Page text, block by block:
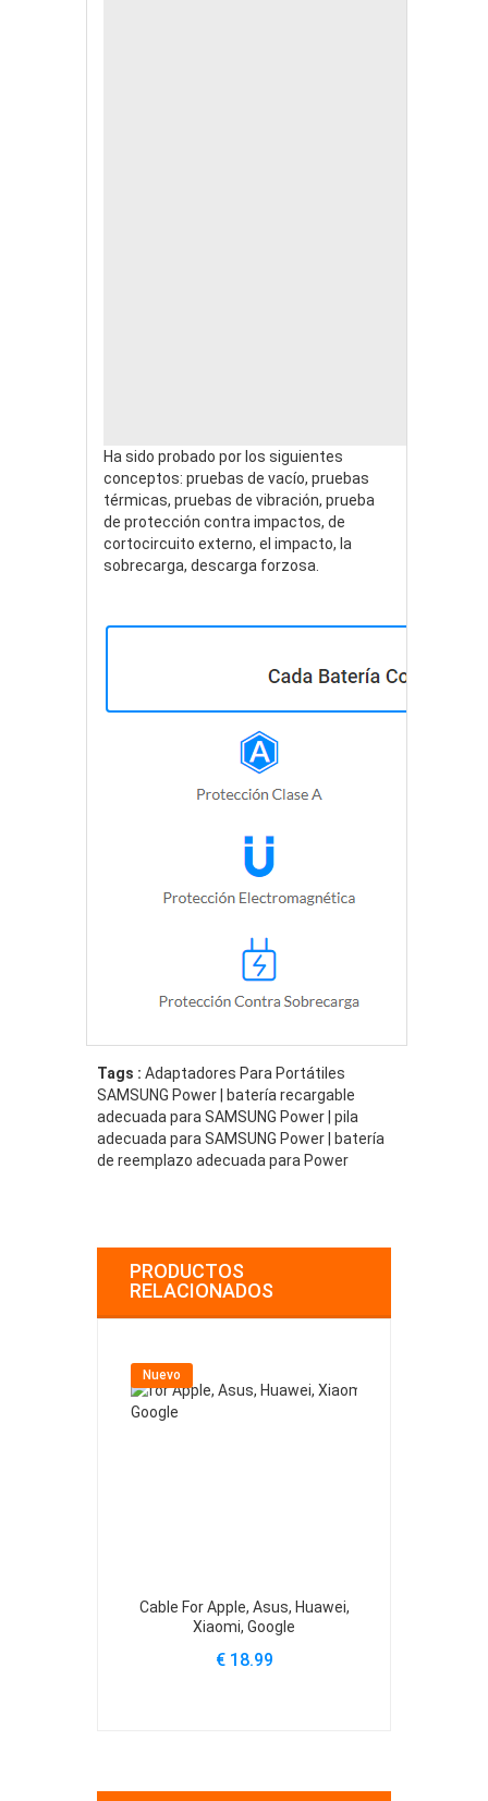
Ha sido probado por los siguientes
conceptos: pruebas de vacío, pruebas
térmicas, pruebas de vibración, prueba
de protección contra impactos, de
cortocircuito externo, el impacto, la
sobrecarga, descarga forzosa.
Tags : Adaptadores Para Portátiles
SAMSUNG Power | batería recargable
adecuada para SAMSUNG Power | pila
adecuada para SAMSUNG Power | batería
de reemplazo adecuada para Power
PRODUCTOS
RELACIONADOS
Nuevo
Cable For Apple, Asus, Huawei,
Xiaomi, Google
€ 18.99